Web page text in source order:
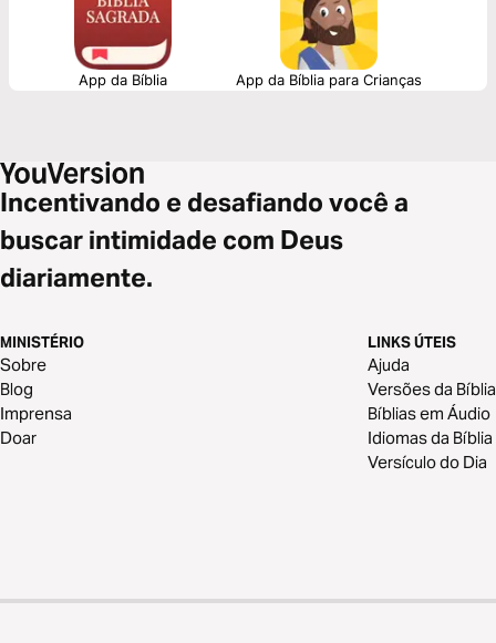
App da Bíblia App da Bíblia para Crianças
Incentivando e desafiando você a
buscar intimidade com Deus
diariamente.
MINISTÉRIO
Sobre
Blog
Imprensa
Doar
LINKS ÚTEIS
Ajuda
Versões da Bíblia
Bíblias em Áudio
Idiomas da Bíblia
Versículo do Dia